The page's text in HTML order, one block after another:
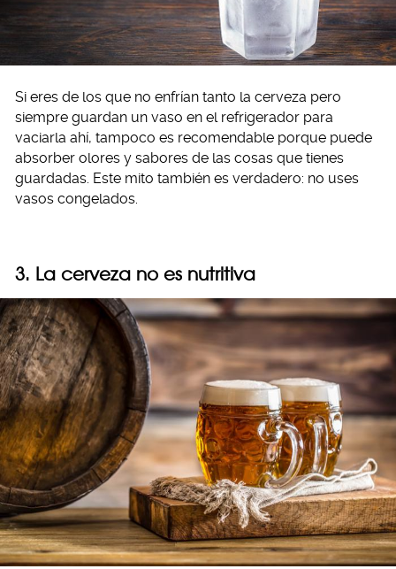
Si eres de los que no enfrían tanto la cerveza pero
siempre guardan un vaso en el refrigerador para
vaciarla ahí, tampoco es recomendable porque puede
absorber olores y sabores de las cosas que tienes
guardadas. Este mito también es verdadero: no uses
vasos congelados.
3. La cerveza no es nutritiva